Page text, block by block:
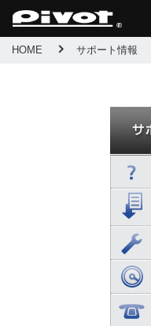
HOME サポート情報